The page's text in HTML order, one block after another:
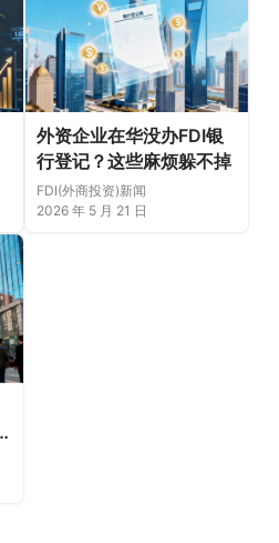
外资企业在华没办FDI银
行登记？这些麻烦躲不掉
FDI(外商投资)新闻
2026 年 5 月 21 日